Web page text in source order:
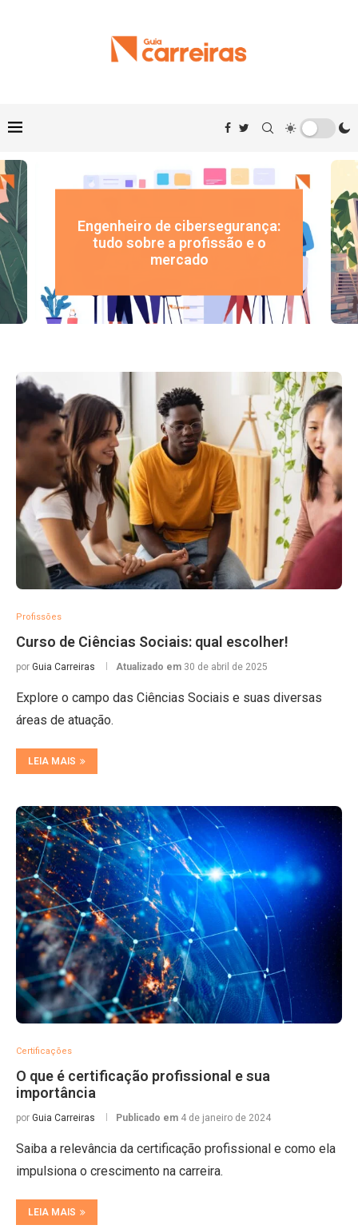
Engenheiro de cibersegurança:
tudo sobre a profissão e o
mercado
Profissões
Curso de Ciências Sociais: qual escolher!
por Guia Carreiras Atualizado em 30 de abril de 2025
Explore o campo das Ciências Sociais e suas diversas
áreas de atuação.
LEIA MAIS
Certificações
O que é certificação profissional e sua
importância
por Guia Carreiras Publicado em 4 de janeiro de 2024
Saiba a relevância da certificação profissional e como ela
impulsiona o crescimento na carreira.
LEIA MAIS